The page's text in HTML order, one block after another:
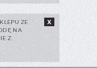
ZE
NA
Z
X